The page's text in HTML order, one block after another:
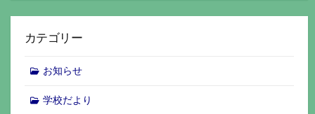
カテゴリー
お知らせ
学校だより